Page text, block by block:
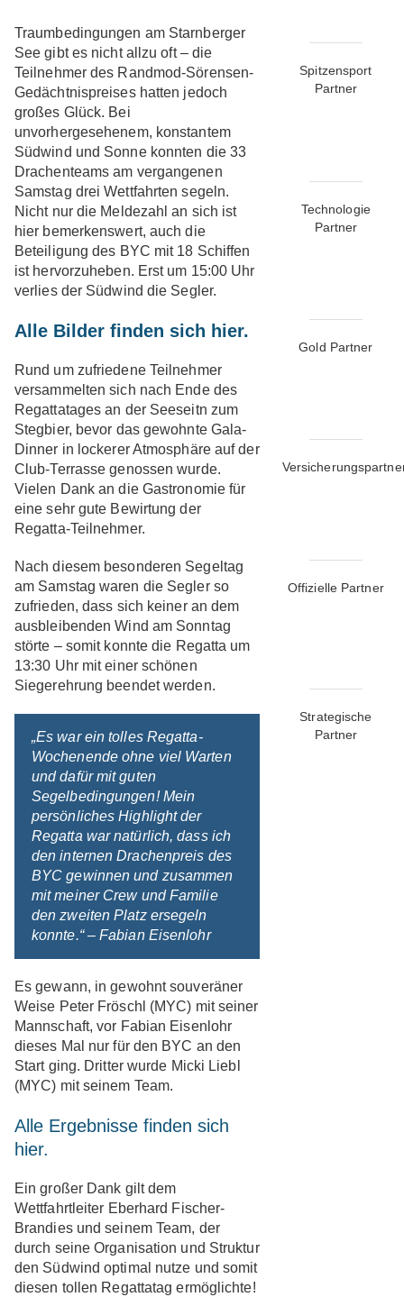
Traumbedingungen am Starnberger
See gibt es nicht allzu oft – die
Teilnehmer des Randmod-Sörensen-
Gedächtnispreises hatten jedoch
großes Glück. Bei
unvorhergesehenem, konstantem
Südwind und Sonne konnten die 33
Drachenteams am vergangenen
Samstag drei Wettfahrten segeln.
Nicht nur die Meldezahl an sich ist
hier bemerkenswert, auch die
Beteiligung des BYC mit 18 Schiffen
ist hervorzuheben. Erst um 15:00 Uhr
verlies der Südwind die Segler.
Alle Bilder finden sich hier.
Rund um zufriedene Teilnehmer
versammelten sich nach Ende des
Regattatages an der Seeseitn zum
Stegbier, bevor das gewohnte Gala-
Dinner in lockerer Atmosphäre auf der
Club-Terrasse genossen wurde.
Vielen Dank an die Gastronomie für
eine sehr gute Bewirtung der
Regatta-Teilnehmer.
Nach diesem besonderen Segeltag
am Samstag waren die Segler so
zufrieden, dass sich keiner an dem
ausbleibenden Wind am Sonntag
störte – somit konnte die Regatta um
13:30 Uhr mit einer schönen
Siegerehrung beendet werden.
„Es war ein tolles Regatta-
Wochenende ohne viel Warten
und dafür mit guten
Segelbedingungen! Mein
persönliches Highlight der
Regatta war natürlich, dass ich
den internen Drachenpreis des
BYC gewinnen und zusammen
mit meiner Crew und Familie
den zweiten Platz ersegeln
konnte.“ – Fabian Eisenlohr
Es gewann, in gewohnt souveräner
Weise Peter Fröschl (MYC) mit seiner
Mannschaft, vor Fabian Eisenlohr
dieses Mal nur für den BYC an den
Start ging. Dritter wurde Micki Liebl
(MYC) mit seinem Team.
Alle Ergebnisse finden sich
hier.
Ein großer Dank gilt dem
Wettfahrtleiter Eberhard Fischer-
Brandies und seinem Team, der
durch seine Organisation und Struktur
den Südwind optimal nutze und somit
diesen tollen Regattatag ermöglichte!
Spitzensport
Partner
Technologie
Partner
Gold Partner
Offizielle Partner
Strategische
Partner